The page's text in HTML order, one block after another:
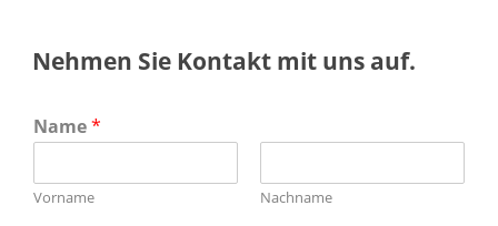
Nehmen Sie Kontakt mit uns auf.
Name*
Vorname Nachname